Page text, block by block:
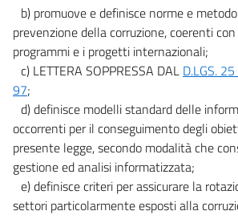
b) promuove e definisce norme e
prevenzione della corruzione, coerenti
programmi e i progetti internazionali;
c) LETTERA SOPPRESSA DAL D.LGS.
97;
d) definisce modelli standard delle
occorrenti per il conseguimento degli
presente legge, secondo modalità che
gestione ed analisi informatizzata;
e) definisce criteri per assicurare la
settori particolarmente esposti alla